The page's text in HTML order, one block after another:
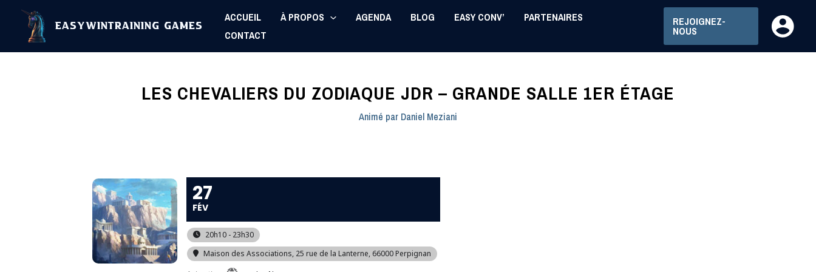
contenu
EasyWinTraining Games
ACCUEIL À PROPOS AGENDA BLOG EASY CONV’
PARTENAIRES
CONTACT
REJOIGNEZ-
NOUS
LES CHEVALIERS DU ZODIAQUE JDR – GRANDE SALLE 1ER ÉTAGE
Animé par Daniel Meziani
27
FÉV
20h10 - 23h30
Maison des Associations, 25 rue de la Lanterne, 66000 Perpignan